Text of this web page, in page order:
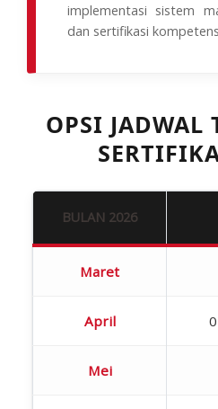
implementasi sistem
dan sertifikasi
OPSI
BULAN 2026
Maret
April
Mei